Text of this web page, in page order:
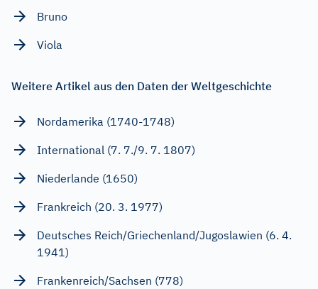
Bruno
Viola
Weitere Artikel aus den Daten der Weltgeschichte
Nordamerika (1740-1748)
International (7. 7./9. 7. 1807)
Niederlande (1650)
Frankreich (20. 3. 1977)
Deutsches Reich/Griechenland/Jugoslawien (6. 4.
1941)
Frankenreich/Sachsen (778)